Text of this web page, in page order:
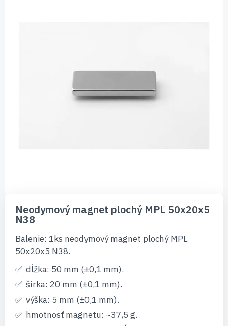
začiatok
galérie
Neodymový magnet plochý MPL 50x20x5
N38
Balenie: 1ks neodymový magnet plochý MPL
50x20x5 N38.
dĺžka: 50 mm (±0,1 mm).
šírka: 20 mm (±0,1 mm).
výška: 5 mm (±0,1 mm).
hmotnosť magnetu: ~37,5 g.